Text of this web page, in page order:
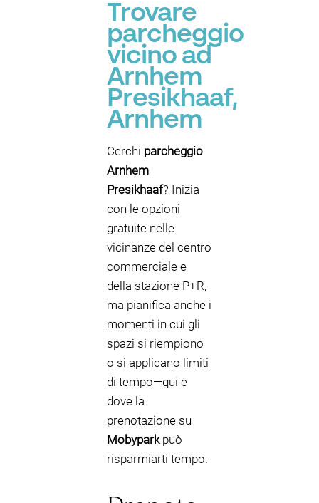
Trovare
parcheggio
vicino ad
Arnhem
Presikhaaf,
Arnhem
Cerchi parcheggio
Arnhem
Presikhaaf? Inizia
con le opzioni
gratuite nelle
vicinanze del centro
commerciale e
della stazione P+R,
ma pianifica anche i
momenti in cui gli
spazi si riempiono
o si applicano limiti
di tempo—qui è
dove la
prenotazione su
Mobyparkpuò
risparmiarti tempo.